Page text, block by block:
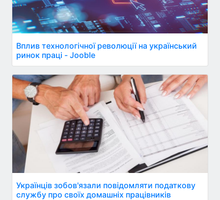
Вплив технологічної революції на український
ринок праці - Jooble
Українців зобов'язали повідомляти податкову
службу про своїх домашніх працівників